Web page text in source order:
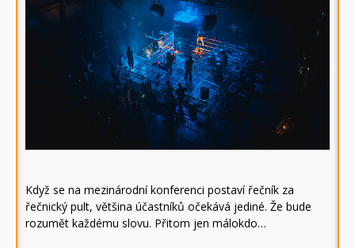
Když se na mezinárodní konferenci postaví řečník za
řečnický pult, většina účastníků očekává jediné. Že bude
rozumět každému slovu. Přitom jen málokdo…